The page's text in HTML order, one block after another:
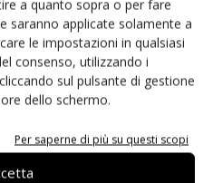
a quanto sopra o per fare
saranno applicate solamente a
le impostazioni in qualsiasi
consenso, utilizzando i
sul pulsante di gestione
dello schermo.
Per saperne di più su questi scopi